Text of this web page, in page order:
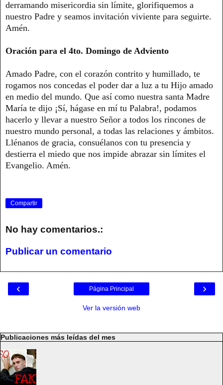
derramando misericordia sin límite, glorifiquemos a
nuestro Padre y seamos invitación viviente para seguirte.
Amén.
Oración para el 4to. Domingo de Adviento
Amado Padre, con el corazón contrito y humillado, te
rogamos nos concedas el poder dar a luz a tu Hijo amado
en medio del mundo. Que así como nuestra santa Madre
María te dijo ¡Sí, hágase en mí tu Palabra!, podamos
hacerlo y llevar a nuestro Señor a todos los rincones de
nuestro mundo personal, a todas las relaciones y ámbitos.
Llénanos de gracia, consuélanos con tu presencia y
destierra el miedo que nos impide abrazar sin límites el
Evangelio. Amén.
Compartir
No hay comentarios.:
Publicar un comentario
‹ ›
Página Principal
Ver la versión web
Publicaciones más leídas del mes